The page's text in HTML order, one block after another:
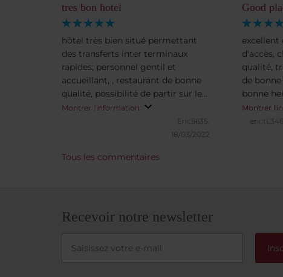
tres bon hotel
hôtel très bien situé permettant
des transferts inter terminaux
rapides; personnel gentil et
accueillant, , restaurant de bonne
qualité, possibilité de partir sur le
centre ville rapide, une adresse a
Montrer l'information
Eric5635.
18/03/2022
Good
excellent
d'accès,
qualité,
de
bonne
2,
qualité,
de
Montrer
Tous les commentaires
Recevoir notre newsletter